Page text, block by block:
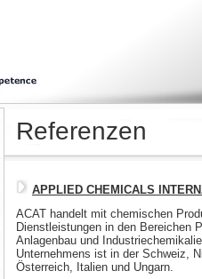
Referenzen
APPLIED CHEMICALS
ACAT handelt mit chemischen
Dienstleistungen in den Bereichen
Anlagenbau und
Unternehmens ist in der Schweiz,
Österreich, Italien und Ungarn.